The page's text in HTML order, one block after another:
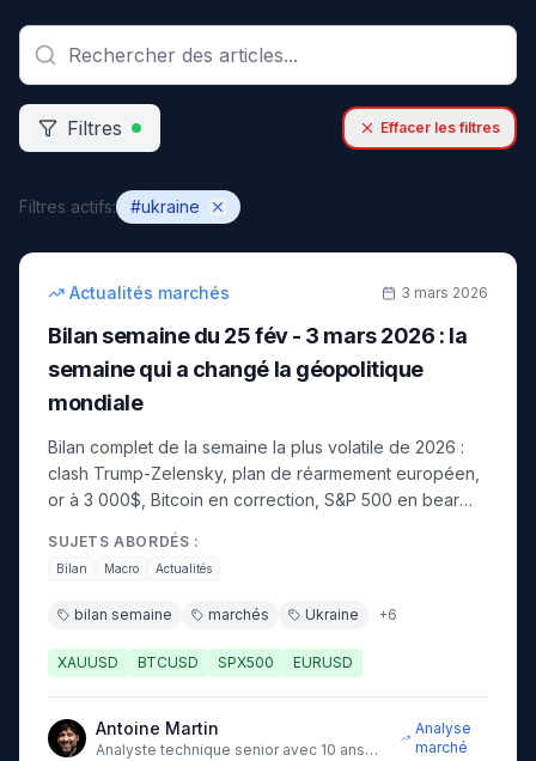
Filtres Effacer les filtres
Filtres actifs: #ukraine
Actualités marchés 3 mars 2026
Bilan semaine du 25 fév - 3 mars 2026 : la
semaine qui a changé la géopolitique
mondiale
Bilan complet de la semaine la plus volatile de 2026 :
clash Trump-Zelensky, plan de réarmement européen,
or à 3 000$, Bitcoin en correction, S&P 500 en bear
SUJETS ABORDÉS :
Bilan Macro Actualités
bilan semaine marchés Ukraine +6
XAUUSD BTCUSD SPX500 EURUSD
Antoine Martin
Analyste technique senior avec 10 ans
Analyse
marché